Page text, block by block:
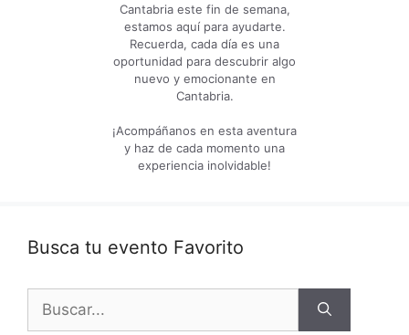
Cantabria este fin de semana,
estamos aquí para ayudarte.
Recuerda, cada día es una
oportunidad para descubrir algo
nuevo y emocionante en
Cantabria.
¡Acompáñanos en esta aventura
y haz de cada momento una
experiencia inolvidable!
Busca tu evento Favorito
Buscar: